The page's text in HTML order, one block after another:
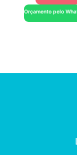
Orçamento pelo